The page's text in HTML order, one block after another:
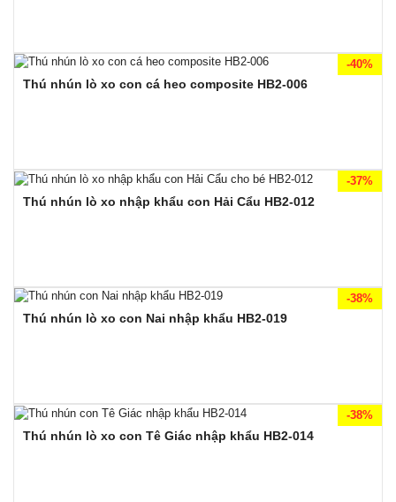
-40%
Thú nhún lò xo con cá heo composite HB2-006
-37%
Thú nhún lò xo nhập khẩu con Hải Cẩu HB2-012
-38%
Thú nhún lò xo con Nai nhập khẩu HB2-019
-38%
Thú nhún lò xo con Tê Giác nhập khẩu HB2-014